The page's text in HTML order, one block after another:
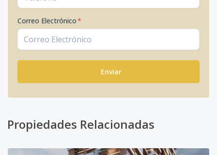
Correo Electrónico*
Enviar
Propiedades Relacionadas